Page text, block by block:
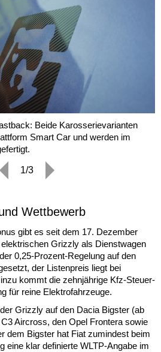
Beide Karosserievarianten
Smart Car und werden im
1/3
Wettbewerb
gibt es seit dem 17. Dezember
Grizzly als Dienstwagen
0,25-Prozent-Regelung auf den
der Listenpreis liegt bei
kommt die zehnjährige Kfz-Steuer-
für reine Elektrofahrzeuge.
Grizzly auf den Dacia Bigster (ab
Aircross, den Opel Frontera sowie
dem Bigster hat Fiat zumindest beim
eine klar definierte WLTP-Angabe im